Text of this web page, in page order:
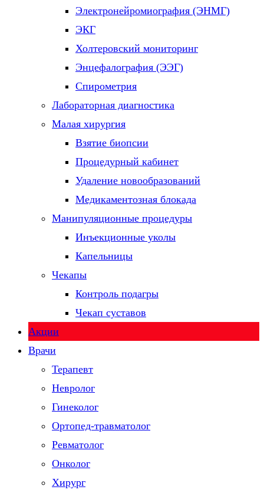
Электронейромиография (ЭНМГ)
ЭКГ
Холтеровский мониторинг
Энцефалография (ЭЭГ)
Спирометрия
Лабораторная диагностика
Малая хирургия
Взятие биопсии
Процедурный кабинет
Удаление новообразований
Медикаментозная блокада
Манипуляционные процедуры
Инъекционные уколы
Капельницы
Чекапы
Контроль подагры
Чекап суставов
Акции
Врачи
Терапевт
Невролог
Гинеколог
Ортопед-травматолог
Ревматолог
Онколог
Хирург